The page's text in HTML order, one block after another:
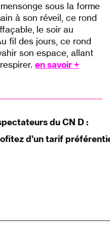
sous la forme
à son réveil, ce rond
le soir au
fil des jours, ce rond
son espace, allant
en savoir +
du CN D :
d’un tarif